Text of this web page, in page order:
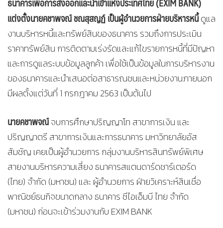
แต่งตั้งนายคชาพจณ์ ชณสุสญฏ์ เป็นผู้อำนวยการฝ่ายบริหารหนี้ดูแล
งานบริหารหนี้และทรัพย์สินของธนาคาร รวมถึงการประเมิน
ราคาทรัพย์สิน การติดตามเร่งรัดและแก้ไขรายการหนี้ที่มีปัญหา
และการดูแลระบบข้อมูลลูกค้า เพื่อใช้เป็นข้อมูลในการบริหารงาน
ของธนาคารและนำเสนอต่อสาธารณชนและหน่วยงานภายนอก
มีผลตั้งแต่วันที่ 1 กรกฎาคม 2563 เป็นต้นไป
นายคชาพจณ์จบการศึกษาปริญญาโท สาขาการเงิน และ
ปริญญาตรี สาขาการเงินและการธนาคาร มหาวิทยาลัยอัส
สัมชัญ เคยเป็นผู้อำนวยการ กลุ่มงานบริหารสินทรัพย์พิเศษ
สายงานบริหารความเสี่ยง ธนาคารสแตนดาร์ดชาร์เตอร์ด
(ไทย) จำกัด (มหาชน) และ ผู้อำนวยการ ฝ่ายวิเคราะห์สินเชื่อ
พาณิชย์ธนกิจขนาดกลาง ธนาคาร ซีไอเอ็มบี ไทย จำกัด
(มหาชน) ก่อนจะเข้าร่วมงานกับ EXIM BANK